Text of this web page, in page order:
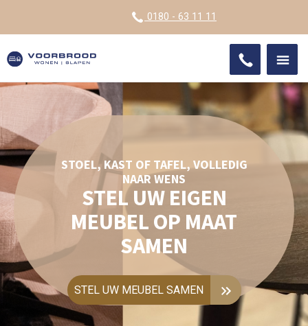
0180 - 63 11 11
STOEL, KAST OF TAFEL, VOLLEDIG
NAAR WENS
STEL UW EIGEN
MEUBEL OP MAAT
SAMEN
STEL UW MEUBEL SAMEN